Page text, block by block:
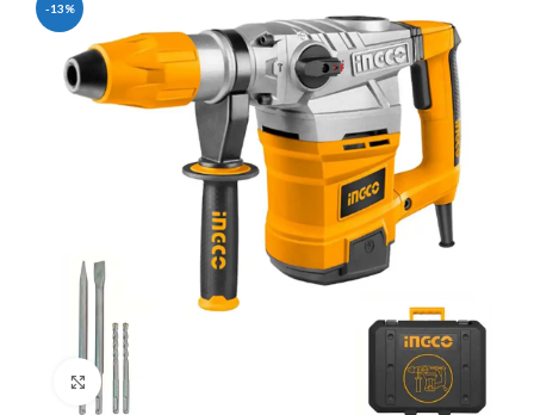
-13%
Click to enlarge